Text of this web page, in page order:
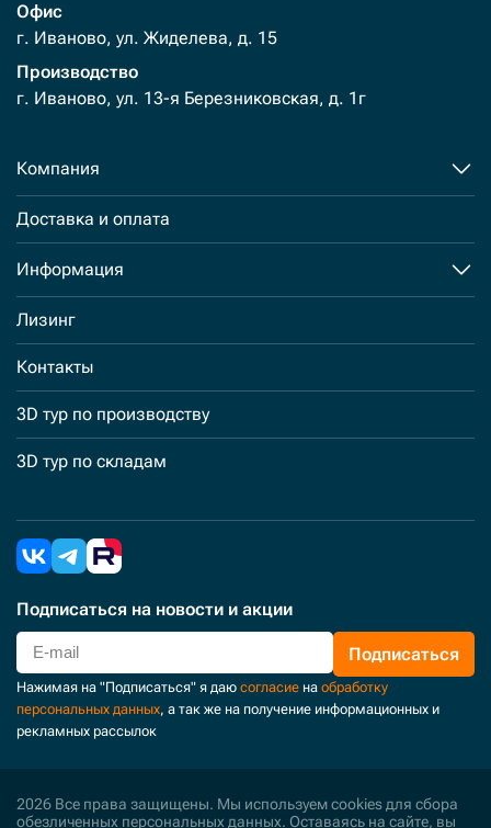
Офис
г. Иваново, ул. Жиделева, д. 15
Производство
г. Иваново, ул. 13-я Березниковская, д. 1г
Компания
Доставка и оплата
Информация
Лизинг
Контакты
3D тур по производству
3D тур по складам
Подписаться на новости и акции
Подписаться
Нажимая на "Подписаться" я даю согласие на обработку
персональных данных, а так же на получение информационных и
рекламных рассылок
2026 Все права защищены. Мы используем cookies для сбора
обезличенных персональных данных. Оставаясь на сайте, вы